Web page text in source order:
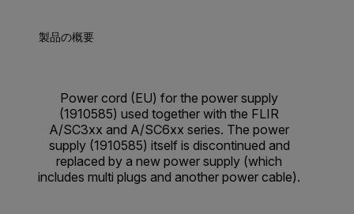
製品の概要
Power cord (EU) for the power supply
(1910585) used together with the FLIR
A/SC3xx and A/SC6xx series. The power
supply (1910585) itself is discontinued and
replaced by a new power supply (which
includes multi plugs and another power cable).